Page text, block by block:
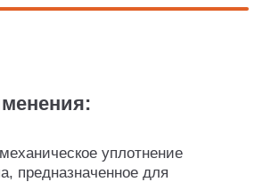
уплотнение
предназначенное для